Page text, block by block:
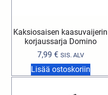
Kaksiosaisen kaasuvaijerin
korjaussarja Domino
7,99 € SIS. ALV
Lisää ostoskoriin